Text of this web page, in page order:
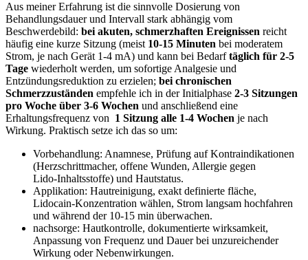
Aus⁢ meiner ‌Erfahrung ist die sinnvolle Dosierung von
Behandlungsdauer ⁢und Intervall⁤ stark abhängig​ vom
Beschwerdebild: bei ‍akuten, schmerzhaften Ereignissen reicht
häufig eine kurze Sitzung (meist 10-15​ Minuten bei⁣ moderatem
Strom, je nach Gerät 1-4 mA) und ⁤kann⁢ bei ‌Bedarftäglich⁣ für 2-5
Tage wiederholt werden, um sofortige Analgesie und
Entzündungsreduktion⁢ zu erzielen; bei chronischen
Schmerzzuständen ⁣empfehle ich in der Initialphase 2-3 Sitzungen
pro Woche ​über 3-6​ Wochen und anschließend eine
Erhaltungsfrequenz‌ von ⁤ 1 Sitzung ⁤alle 1-4 Wochen ⁢je‍ nach​
Wirkung. ​Praktisch setze ich das so ⁣um:‌ ⁣
Vorbehandlung: Anamnese,⁤ Prüfung auf Kontraindikationen
(Herzschrittmacher, offene Wunden, Allergie gegen
⁣Lido‑Inhaltsstoffe) und Hautstatus.
Applikation:⁢ Hautreinigung, exakt definierte fläche,⁣
Lidocain‑Konzentration wählen, Strom langsam hochfahren
und während der 10-15⁣ min überwachen.
nachsorge: Hautkontrolle, dokumentierte wirksamkeit,
Anpassung‍ von Frequenz und Dauer bei unzureichender
‍Wirkung oder Nebenwirkungen.